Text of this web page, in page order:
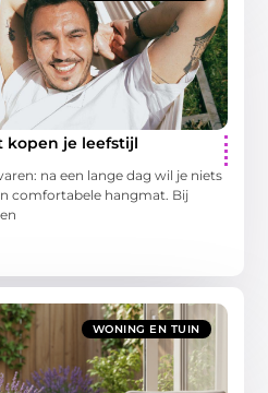
kopen je leefstijl
na een lange dag wil je niets
comfortabele hangmat. Bij
WONING EN TUIN